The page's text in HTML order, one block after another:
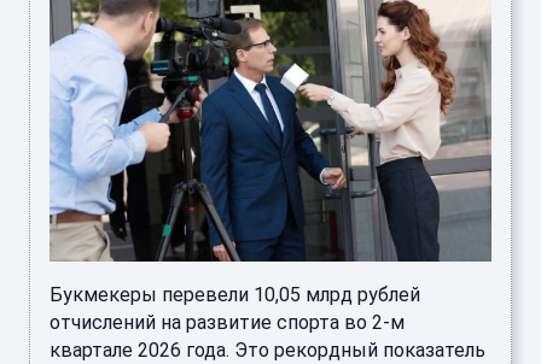
Букмекеры перевели 10,05 млрд рублей
отчислений на развитие спорта во 2-м
квартале 2026 года. Это рекордный показатель